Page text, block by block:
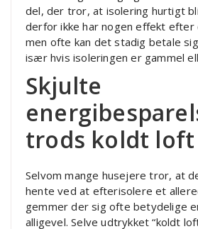
del, der tror, at isolering hurtigt
derfor ikke har nogen effekt efter
men ofte kan det stadig betale
især hvis isoleringen er gammel
Skjulte
trods koldt loft
Selvom mange husejere tror, at
hente ved at efterisolere et
gemmer der sig ofte betydelige
alligevel. Selve udtrykket “koldt